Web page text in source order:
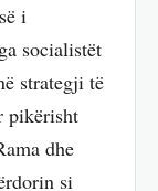
i
socialistët
strategji të
pikërisht
dhe
si